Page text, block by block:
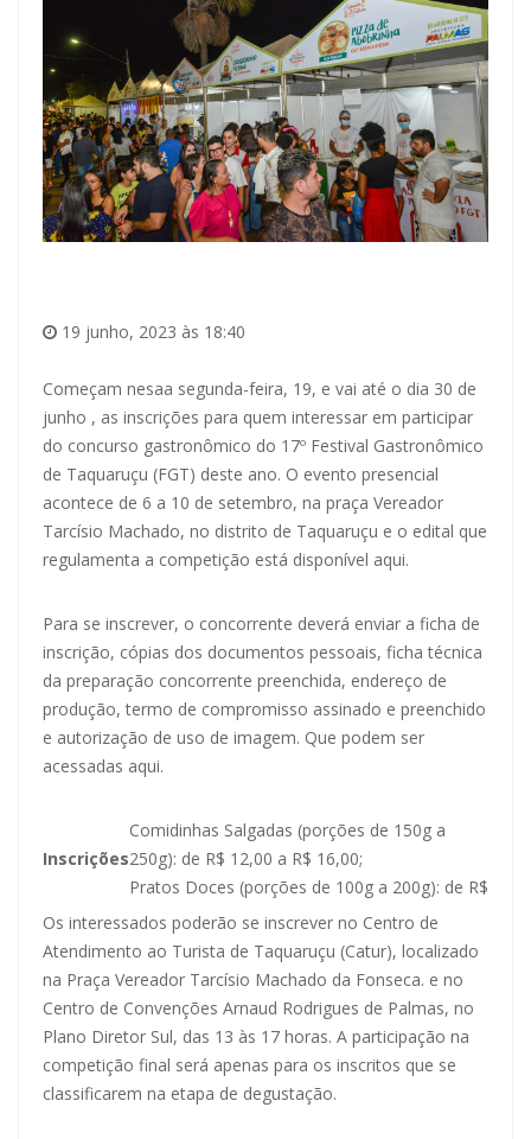
19 junho, 2023 às 18:40
Começam nesaa segunda-feira, 19, e vai até o dia 30 de
junho , as inscrições para quem interessar em participar
do concurso gastronômico do 17º Festival Gastronômico
de Taquaruçu (FGT) deste ano. O evento presencial
acontece de 6 a 10 de setembro, na praça Vereador
Tarcísio Machado, no distrito de Taquaruçu e o edital que
regulamenta a competição está disponível aqui.
Para se inscrever, o concorrente deverá enviar a ficha de
inscrição, cópias dos documentos pessoais, ficha técnica
da preparação concorrente preenchida, endereço de
produção, termo de compromisso assinado e preenchido
e autorização de uso de imagem. Que podem ser
acessadas aqui.
Inscrições
Os interessados poderão se inscrever no Centro de
Atendimento ao Turista de Taquaruçu (Catur), localizado
na Praça Vereador Tarcísio Machado da Fonseca. e no
Centro de Convenções Arnaud Rodrigues de Palmas, no
Plano Diretor Sul, das 13 às 17 horas. A participação na
competição final será apenas para os inscritos que se
classificarem na etapa de degustação.
Comidinhas Salgadas (porções de 150g a
250g): de R$ 12,00 a R$ 16,00;
Pratos Doces (porções de 100g a 200g): de R$